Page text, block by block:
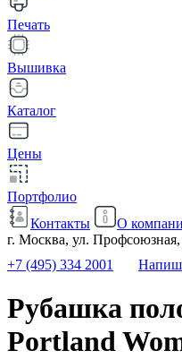
Печать
Вышивка
Каталог
Цены
Портфолио
Контакты
О
г. Москва, ул. Профсоюзная,
+7 (495) 334 2001
Рубашка
Portland